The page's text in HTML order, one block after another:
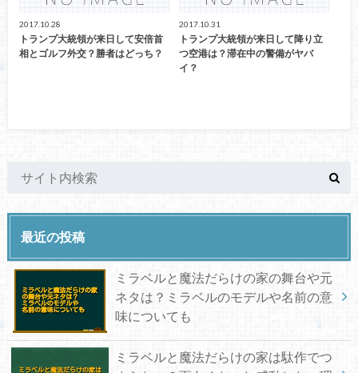
2017.10.28
トランプ大統領が来日して安倍首
相とゴルフ外交？勝者はどっち？
2017.10.31
トランプ大統領が来日して降り立
つ空港は？滞在中の警備がヤバ
イ？
最近の投稿
ミラベルと魔法だらけの家の舞台や元
ネタは？ミラベルのモデルや名前の意
味についても
ミラベルと魔法だらけの家は駄作でつ